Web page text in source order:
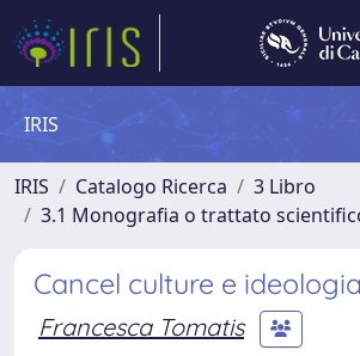
IRIS
IRIS Catalogo Ricerca
3 Libro
3.1 Monografia o trattato
Cancel culture e
Francesca Tomatis